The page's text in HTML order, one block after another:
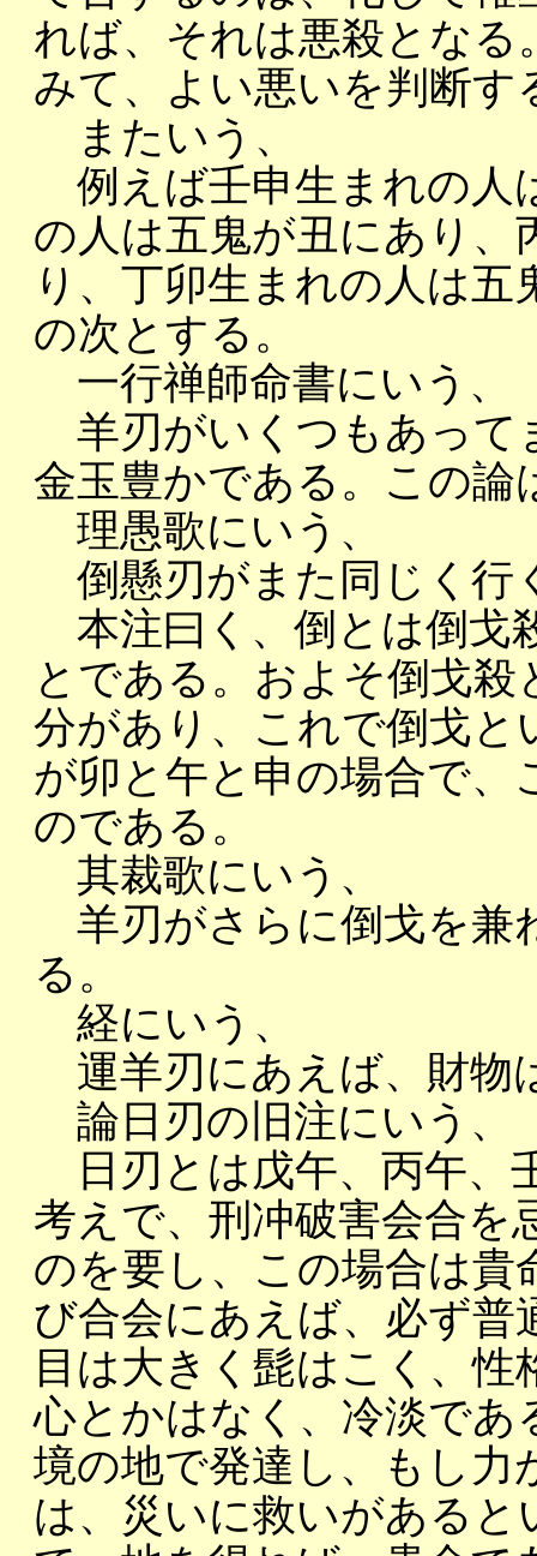
れば、それは悪殺とな
みて、よい悪いを判断す
またいう、
例えば壬申生まれの人
の人は五鬼が丑にあり、
り、丁卯生まれの人は
の次とする。
一行禅師命書にいう、
羊刃がいくつもあって
金玉豊かである。この論
理愚歌にいう、
倒懸刃がまた同じく行
本注曰く、倒とは倒戈
とである。およそ倒戈
分があり、これで倒戈と
が卯と午と申の場合で
のである。
其裁歌にいう、
羊刃がさらに倒戈を兼
る。
経にいう、
運羊刃にあえば、財物
論日刃の旧注にいう、
日刃とは戊午、丙午、
考えで、刑冲破害会合を
のを要し、この場合は
び合会にあえば、必ず
目は大きく髭はこく、
心とかはなく、冷淡であ
境の地で発達し、もし力
は、災いに救いがある